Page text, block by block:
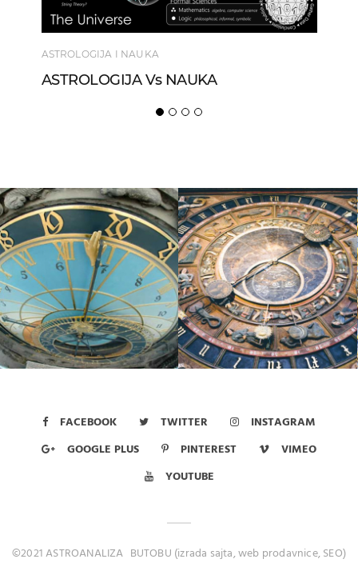
ASTROLOGIJA I NAUKA
ASTROLOGIJA Vs NAUKA
FACEBOOK TWITTER
INSTAGRAM
GOOGLE PLUS
PINTEREST
VIMEO
YOUTUBE
©2021 ASTROANALIZA BUTOBU (izrada sajta, web prodavnice, SEO)